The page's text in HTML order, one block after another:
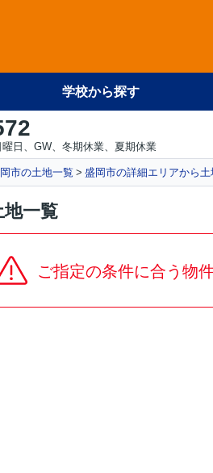
学校から探す
曜日、GW、冬期休業、夏期休業
市の土地一覧 盛岡市の詳細エリアから土
一覧
ご指定の条件に合う物